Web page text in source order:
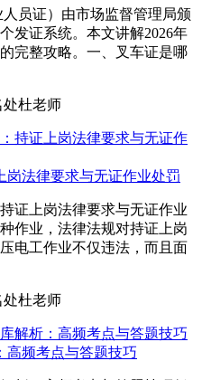
员证）由市场监督管理局颁
发证系统。本文讲解2026年
完整攻略。一、叉车证是哪
处杜老师
岗法律要求与无证作业处罚
证上岗法律要求与无证作业
作业，法律法规对持证上岗
电工作业不仅违法，而且面
处杜老师
高频考点与答题技巧